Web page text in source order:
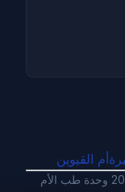
أم القيوين
وحدة طب الأم